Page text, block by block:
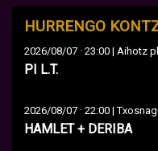
HURRENGO
2026/08/07 · 23:00 | Aihotz
PI L.T.
2026/08/07 · 22:00 |
HAMLET + DERIBA